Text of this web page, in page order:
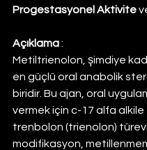
Progestasyonel Aktivite
Açıklama :
Metiltrienolon, şimdiye
en güçlü oral anabolik
biridir. Bu ajan, oral
vermek için c-17 alfa alkile
trenbolon (trienolon)
modifikasyon,